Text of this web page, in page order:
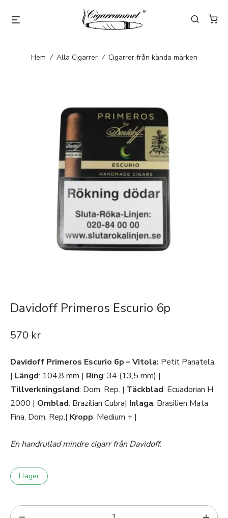
Hem / Alla Cigarrer / Cigarrer från kända märken
Davidoff Primeros Escurio 6p
570 kr
Davidoff Primeros Escurio 6p –Vitola: Petit Panatela
| Längd: 104,8 mm | Ring: 34 (13,5 mm) |
Tillverkningsland: Dom. Rep. | Täckblad: Ecuadorian H
2000 | Omblad: Brazilian Cubra| Inlaga: Brasilien Mata
Fina, Dom. Rep.| Kropp: Medium + |
En handrullad mindre cigarr från Davidoff.
I lager